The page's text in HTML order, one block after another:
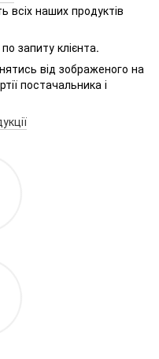
всіх наших продуктів
запиту клієнта.
від зображеного на
постачальника і